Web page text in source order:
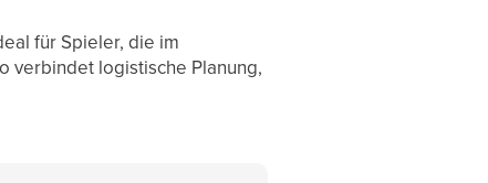
für Spieler, die im
verbindet logistische Planung,